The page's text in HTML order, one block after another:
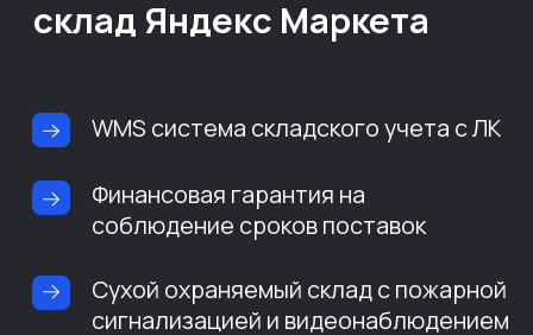
Финансовая гарантия на
соблюдение сроков поставок